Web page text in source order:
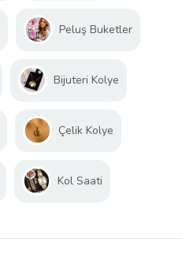
Peluş Buketler
Bijuteri Kolye
Çelik Kolye
Kol Saati